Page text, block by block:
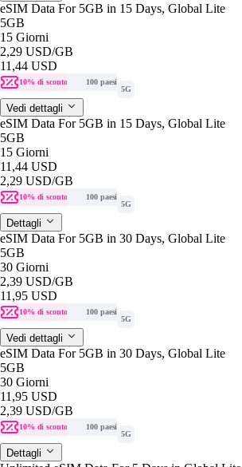
eSIM Data For 5GB in 15 Days, Global Lite
5GB
15 Giorni
2,29 USD/GB
11,44 USD
10% di sconto
100 paesi
5G
Vedi dettagli
eSIM Data For 5GB in 15 Days, Global Lite
5GB
15 Giorni
11,44 USD
2,29 USD/GB
10% di sconto
100 paesi
5G
Dettagli
eSIM Data For 5GB in 30 Days, Global Lite
5GB
30 Giorni
2,39 USD/GB
11,95 USD
10% di sconto
100 paesi
5G
Vedi dettagli
eSIM Data For 5GB in 30 Days, Global Lite
5GB
30 Giorni
11,95 USD
2,39 USD/GB
10% di sconto
100 paesi
5G
Dettagli